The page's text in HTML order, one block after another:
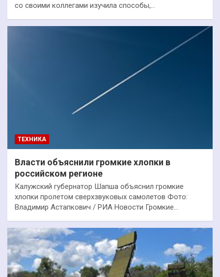
со своими коллегами изучила способы,…
ТЕХНИКА
Власти объяснили громкие хлопки в
российском регионе
Калужский губернатор Шапша объяснил громкие
хлопки пролетом сверхзвуковых самолетов Фото:
Владимир Астапкович / РИА Новости Громкие…